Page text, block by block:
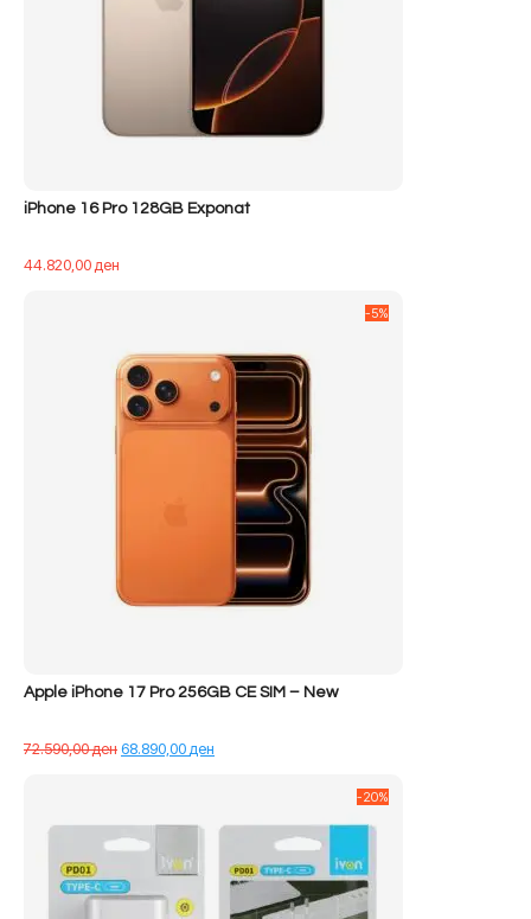
iPhone 16 Pro 128GB Exponat
44.820,00ден
Apple iPhone 17 Pro 256GB CE SIM – New
72.590,00денÇmimi
68.890,00ден
68.890,00 ден.
-5%
-20%